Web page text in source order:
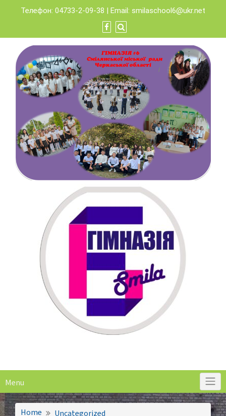
content
Телефон: 04733-2-09-38 | Email: smilaschool6@ukr.net
Menu
Home
Uncategorized